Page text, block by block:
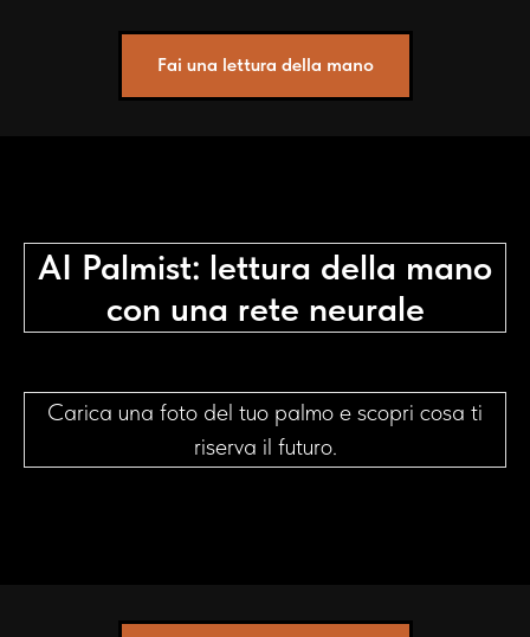
Fai una lettura della mano
AI Palmist: lettura della mano
con una rete neurale
Carica una foto del tuo palmo e scopri cosa ti
riserva il futuro.